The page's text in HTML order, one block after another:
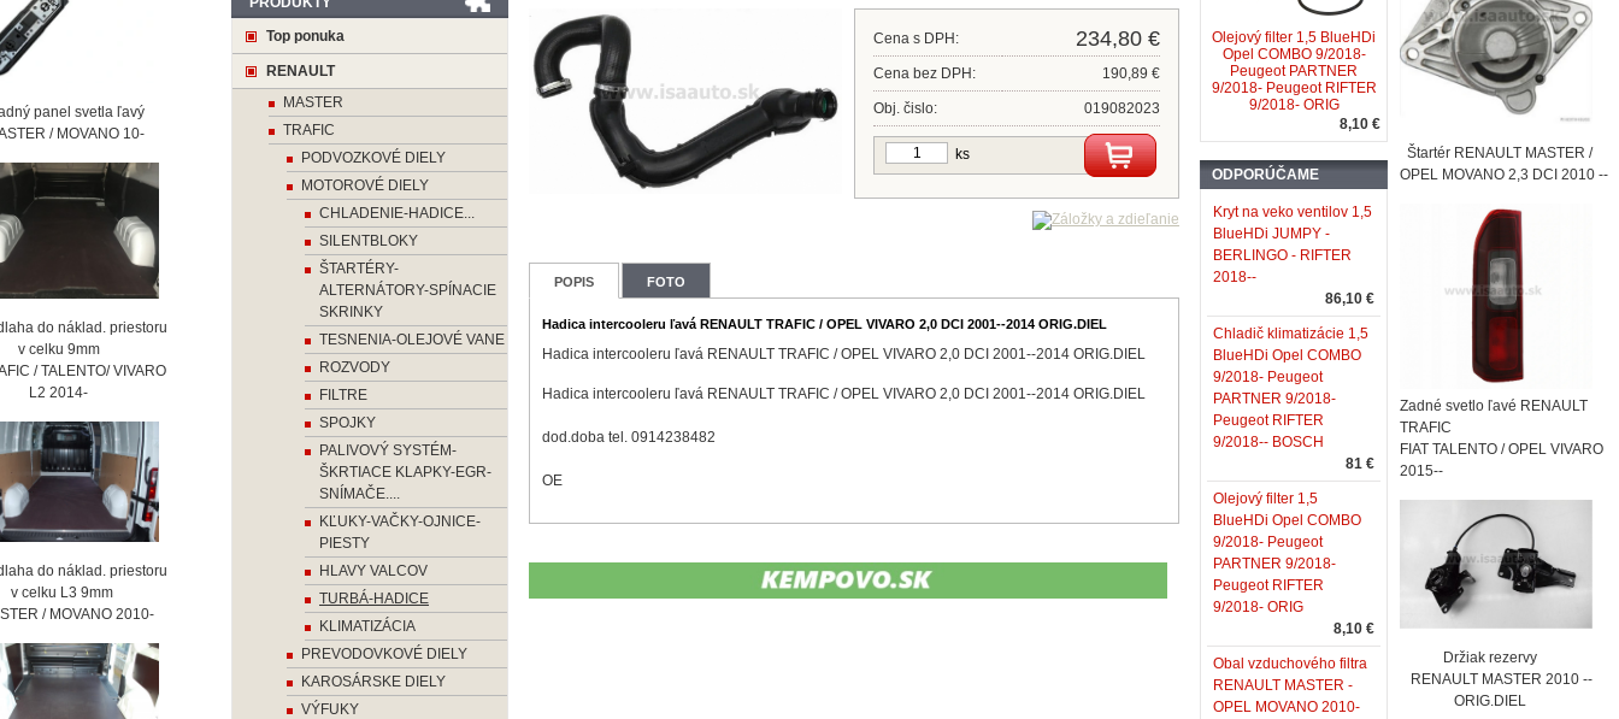
Cena s DPH: 234,80 €
Cena bez DPH: 190,89 €
Obj. čislo: 019082023
ks
POPIS FOTO
Hadica intercooleru ľavá RENAULT TRAFIC / OPEL VIVARO 2,0 DCI 2001--2014 ORIG.DIEL
Hadica intercooleru ľavá RENAULT TRAFIC / OPEL VIVARO 2,0 DCI 2001--2014 ORIG.DIEL
Hadica intercooleru ľavá RENAULT TRAFIC / OPEL VIVARO 2,0 DCI 2001--2014 ORIG.DIEL
dod.doba tel. 0914238482
OE
Olejový filter 1,5 BlueHDi
Opel COMBO 9/2018-
Peugeot PARTNER
9/2018- Peugeot RIFTER
9/2018- ORIG
8,10 €
ODPORÚČAME
Kryt na veko ventilov 1,5
BlueHDi JUMPY -
BERLINGO - RIFTER
2018--
86,10 €
Chladič klimatizácie 1,5
BlueHDi Opel COMBO
9/2018- Peugeot
PARTNER 9/2018-
Peugeot RIFTER
9/2018-- BOSCH
81 €
Olejový filter 1,5
BlueHDi Opel COMBO
9/2018- Peugeot
PARTNER 9/2018-
Peugeot RIFTER
9/2018- ORIG
8,10 €
Obal vzduchového filtra
RENAULT MASTER -
OPEL MOVANO 2010-
Top ponuka
RENAULT
MASTER
TRAFIC
PODVOZKOVÉ DIELY
MOTOROVÉ DIELY
CHLADENIE-HADICE...
SILENTBLOKY
ŠTARTÉRY-
ALTERNÁTORY-SPÍNACIE
SKRINKY
TESNENIA-OLEJOVÉ VANE
ROZVODY
FILTRE
SPOJKY
PALIVOVÝ SYSTÉM-
ŠKRTIACE KLAPKY-EGR-
SNÍMAČE....
KĽUKY-VAČKY-OJNICE-
PIESTY
HLAVY VALCOV
TURBÁ-HADICE
KLIMATIZÁCIA
PREVODOVKOVÉ DIELY
KAROSÁRSKE DIELY
VÝFUKY
panel svetla ľavý
/ MOVANO 10-
do náklad. priestoru
9mm
/ TALENTO/ VIVARO
2014-
do náklad. priestoru
L3 9mm
/ MOVANO 2010-
Štartér RENAULT MASTER /
OPEL MOVANO 2,3 DCI 2010 --
Zadné svetlo ľavé RENAULT
TRAFIC
FIAT TALENTO / OPEL VIVARO
2015--
Držiak rezervy
RENAULT MASTER 2010 --
ORIG.DIEL